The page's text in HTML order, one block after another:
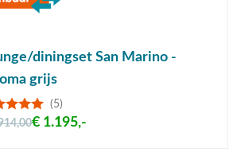
diningset San Marino -
grijs
(5)
€ 1.195,-